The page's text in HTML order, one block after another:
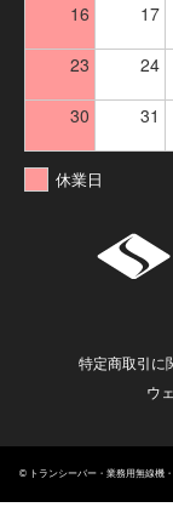
16 17
23 24
30 31
休業日
特定商取引に
ウ
© トランシーバー・業務用無線機